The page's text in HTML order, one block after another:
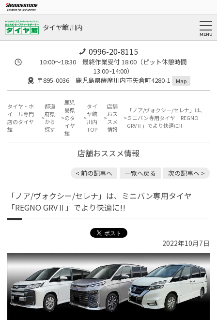
タイヤ館 川内
0996-20-8115
10:00～18:30 最終作業受付 18:00（ピット休憩時間
13:00~14:00）
〒895-0036 鹿児島県薩摩川内市矢倉町4280-1
Map
タイヤ・ホ
イール専門
店のタイヤ
館
都道
府県
から
探す
鹿児
島県
のタ
イヤ
館
タイ
ヤ館
川内
TOP
店舗
おス
スメ
情報
「ノア/ヴォクシー/セレナ」は、
ミニバン専用タイヤ「REGNO
GRVⅡ」でより快適に!!
店舗おススメ情報
< 前の記事へ 一覧へ戻る 次の記事へ >
「ノア/ヴォクシー/セレナ」は、ミニバン専用タイヤ
「REGNO GRVⅡ」でより快適に!!
2022年10月7日